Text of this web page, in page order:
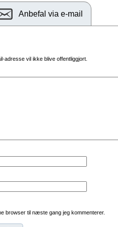
Anbefal via e-mail
adresse vil ikke blive offentliggjort.
browser til næste gang jeg kommenterer.